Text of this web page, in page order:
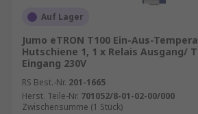
Auf Lager
Jumo eTRON T100 Ein-Aus-
Hutschiene 1, 1 x Relais Ausgang/
Eingang 230V
RS Best.-Nr. 201-1665
Herst. Teile-Nr. 701052/8-01-02-00/000
Zwischensumme (1 Stück)